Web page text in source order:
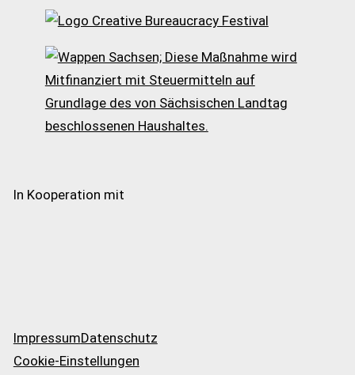
In Kooperation mit
ImpressumDatenschutz
Cookie-Einstellungen